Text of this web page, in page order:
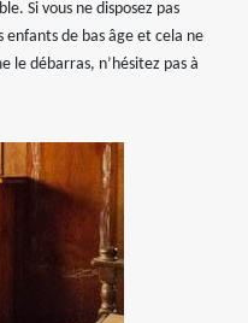
Si vous ne disposez pas
enfants de bas âge et cela ne
le débarras, n’hésitez pas à